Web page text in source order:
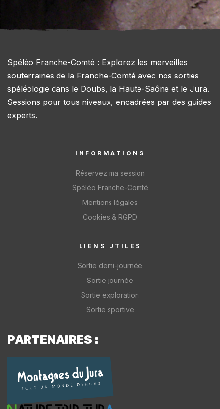
Spéléo Franche-Comté : Explorez les merveilles
souterraines de la Franche-Comté avec nos sorties
spéléologie dans le Doubs, la Haute-Saône et le Jura.
Sessions pour tous niveaux, encadrées par des guides
experts.
LIENS UTILES
Sortie demi-journée
Sortie journée
Sortie exploration
Sortie sportive
INFORMATIONS
Réservez ma session
Spéléo Franche-Comté
Mentions légales
Cookies & RGPD
PARTENAIRES :